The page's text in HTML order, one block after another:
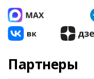
Партнеры